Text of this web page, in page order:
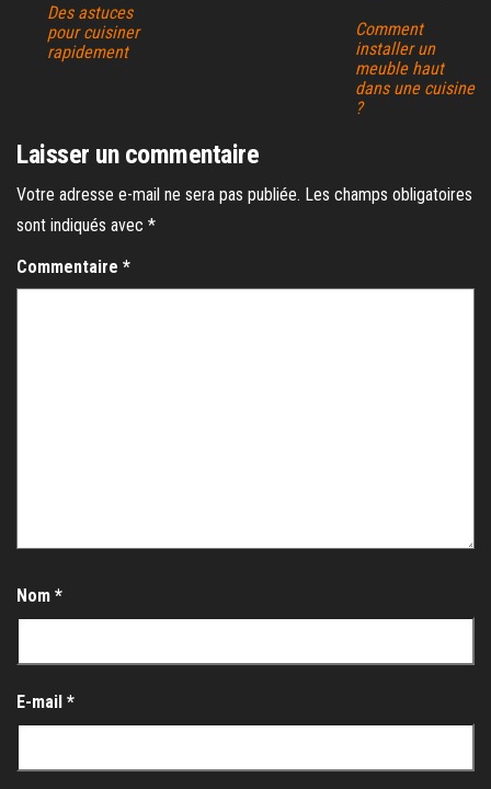
Des astuces
pour cuisiner
rapidement
Comment
installer un
meuble haut
dans une cuisine
?
Laisser un commentaire
Votre adresse e-mail ne sera pas publiée. Les champs obligatoires
sont indiqués avec *
Commentaire *
Nom *
E-mail *